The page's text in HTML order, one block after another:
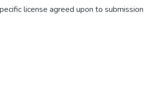
license agreed upon to submission